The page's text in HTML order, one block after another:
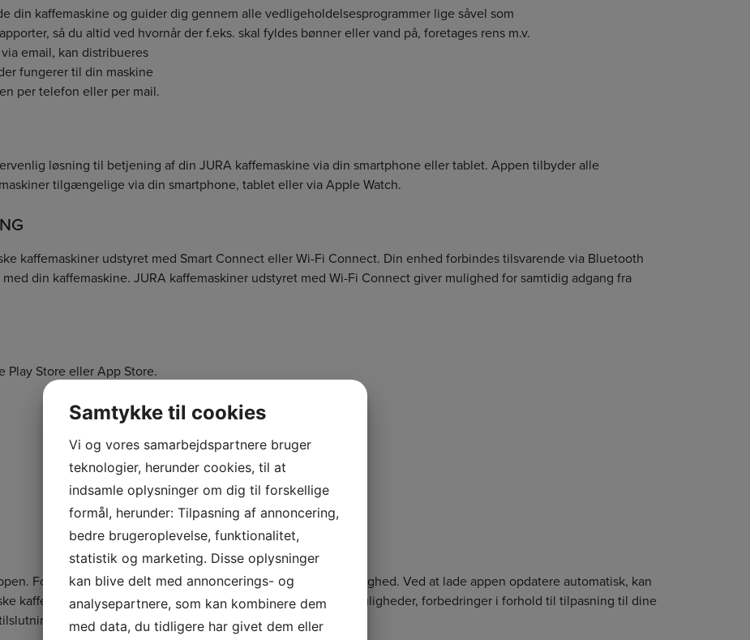
din kaffemaskine og guider dig gennem alle vedligeholdelsesprogrammer lige såvel som
så du altid ved hvornår der f.eks. skal fyldes bønner eller vand på, foretages rens m.v.
email, kan distribueres
fungerer til din maskine
per telefon eller per mail.
løsning til betjening af din JURA kaffemaskine via din smartphone eller tablet. Appen tilbyder alle
tilgængelige via din smartphone, tablet eller via Apple Watch.
kaffemaskiner udstyret med Smart Connect eller Wi-Fi Connect. Din enhed forbindes tilsvarende via Bluetooth
din kaffemaskine. JURA kaffemaskiner udstyret med Wi-Fi Connect giver mulighed for samtidig adgang fra
Play Store eller App Store.
Fokus er på høj funktionalitet, enkelt design og brugervenlighed. Ved at lade appen opdatere automatisk, kan
kaffemaskine. Det betyder, at du løbende får glæde af nye muligheder, forbedringer i forhold til tilpasning til dine
af nye enheder.
Samtykke til cookies
Vi og vores samarbejdspartnere bruger
teknologier, herunder cookies, til at
indsamle oplysninger om dig til forskellige
formål, herunder: Tilpasning af annoncering,
bedre brugeroplevelse, funktionalitet,
statistik og marketing. Disse oplysninger
kan blive delt med annoncerings- og
analysepartnere, som kan kombinere dem
med data, du tidligere har givet dem eller